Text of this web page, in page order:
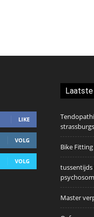
LIKE
VOLG
VOLG
Bike Fitting
Master